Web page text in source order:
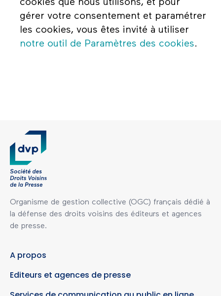
cookies que nous utilisons, et pour
gérer votre consentement et paramétrer
les cookies, vous êtes invité à utiliser
notre outil de Paramètres des cookies.
Organisme de gestion collective (OGC) français dédié à
la défense des droits voisins des éditeurs et agences
de presse.
A propos
Editeurs et agences de presse